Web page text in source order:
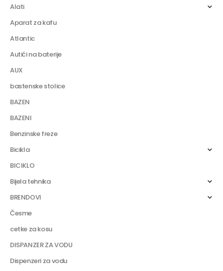
Alati
Aparat za kafu
Atlantic
Autići na baterije
AUX
bastenske stolice
BAZEN
BAZENI
Benzinske freze
Bicikla
BICIKLO
Bijela tehnika
BRENDOVI
Česme
cetke za kosu
DISPANZER ZA VODU
Dispenzeri za vodu